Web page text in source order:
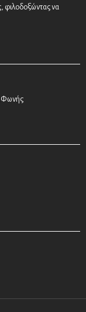
φιλοδοξώντας να
Φωνής